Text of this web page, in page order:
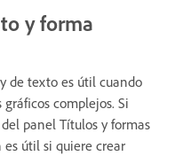
y forma
de texto es útil cuando
complejos. Si
panel Títulos y formas
es útil si quiere crear